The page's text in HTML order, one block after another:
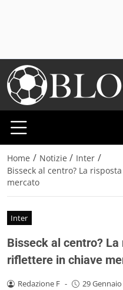
Home / Notizie / Inter /
Bisseck al centro? La
mercato
Inter
Bisseck al centro?
riflettere in chiave
Redazione F - 29